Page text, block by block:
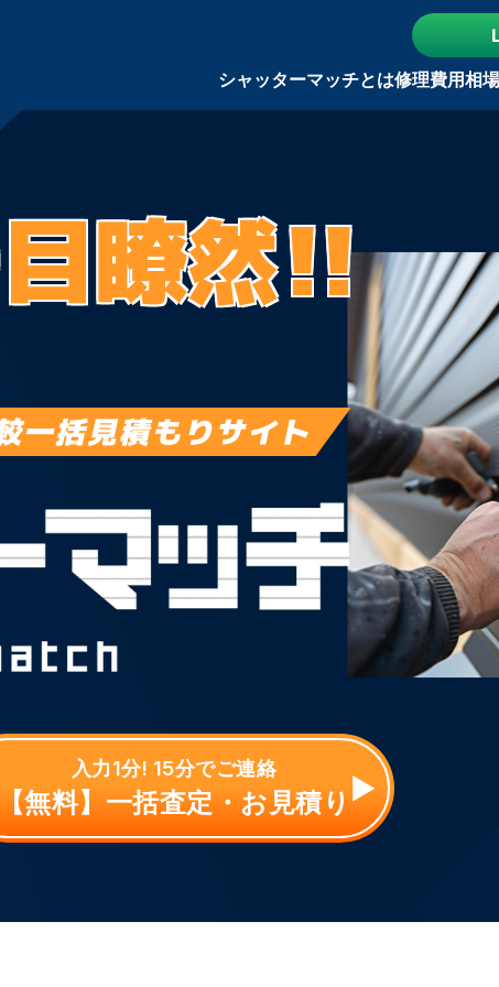
シャッターマッチとは修理費用相場
瞭然!!
一括見積もりサイト
入力1分! 15分でご連絡
【無料】一括査定・お見積り